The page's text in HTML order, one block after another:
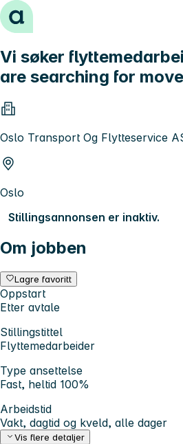
Hopp til innhold
Vi søker
are searching for
Oslo Transport Og Flytteservice
Oslo
Stillingsannonsen er inaktiv.
Om jobben
Lagre favoritt
Oppstart
Etter avtale
Stillingstittel
Flyttemedarbeider
Type ansettelse
Fast, heltid 100%
Arbeidstid
Vakt, dagtid og kveld, alle dager
Vis flere detaljer